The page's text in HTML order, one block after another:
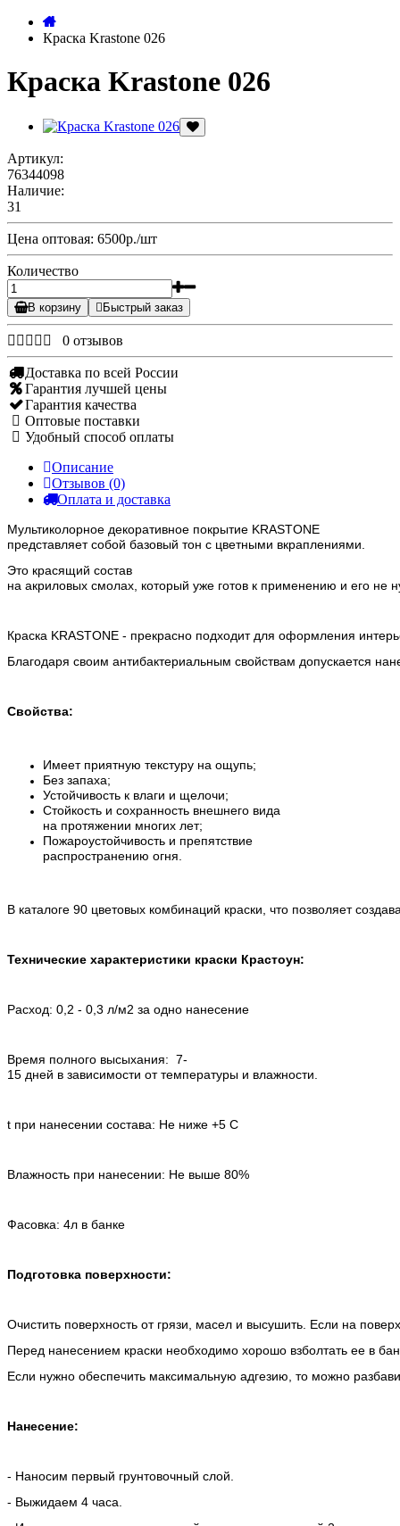
Краска Krastone 026
Краска Krastone 026
Артикул:
76344098
Наличие:
31
Цена оптовая: 6500р./шт
Количество
В корзину Быстрый заказ
0 отзывов
Доставка по всей России
Гарантия лучшей цены
Гарантия качества
Оптовые поставки
Удобный способ оплаты
Описание
Отзывов (0)
Оплата и доставка
Мультиколорное декоративное покрытие KRASTONE
представляет собой базовый тон с цветными вкраплениями.
Это красящий состав
на акриловых смолах, который уже готов к применению и его не
Краска KRASTONE - прекрасно подходит для оформления
Благодаря своим антибактериальным свойствам допускается
Свойства:
Имеет приятную текстуру на ощупь;
Без запаха;
Устойчивость к влаги и щелочи;
Стойкость и сохранность внешнего вида
на протяжении многих лет;
Пожароустойчивость и препятствие
распространению огня.
В каталоге 90 цветовых комбинаций краски, что позволяет
Технические характеристики краски Крастоун:
Расход: 0,2 - 0,3 л/м2 за одно нанесение
Время полного высыхания: 7-
15 дней в зависимости от температуры и влажности.
t при нанесении состава: Не ниже +5 С
Влажность при нанесении: Не выше 80%
Фасовка: 4л в банке
Подготовка поверхности:
Очистить поверхность от грязи, масел и высушить. Если на
Перед нанесением краски необходимо хорошо взболтать ее в
Если нужно обеспечить максимальную адгезию, то можно
Нанесение:
- Наносим первый грунтовочный слой.
- Выжидаем 4 часа.